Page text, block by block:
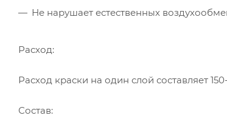
Не нарушает естественных
Расход:
Расход краски на один слой составляет
Состав: